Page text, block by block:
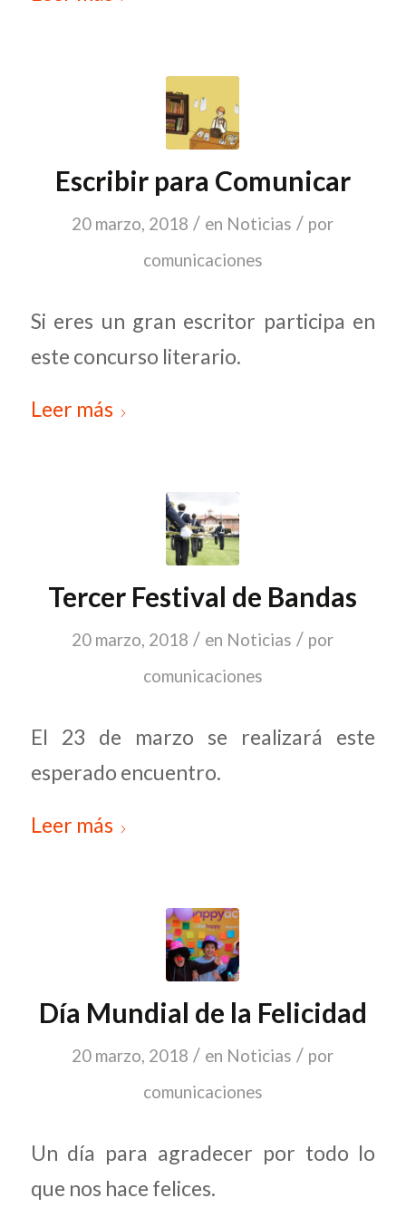
Escribir para Comunicar
20 marzo, 2018 / en Noticias / por
comunicaciones
Si eres un gran escritor participa en
este concurso literario.
Leer más
Tercer Festival de Bandas
20 marzo, 2018 / en Noticias / por
comunicaciones
El 23 de marzo se realizará este
esperado encuentro.
Leer más
Día Mundial de la Felicidad
20 marzo, 2018 / en Noticias / por
comunicaciones
Un día para agradecer por todo lo
que nos hace felices.